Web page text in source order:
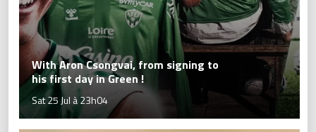
With Aron Csongvai, from signing to
his first day in Green !
Sat 25 Jul à 23h04